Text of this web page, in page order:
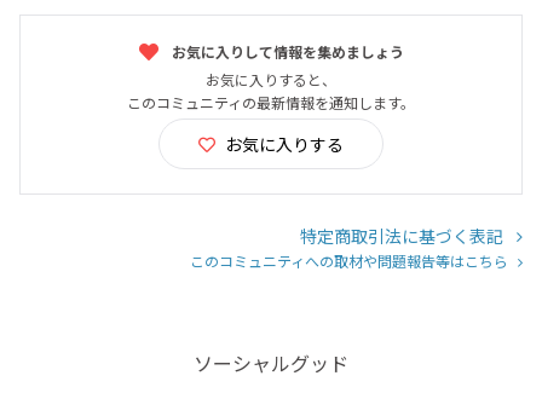
お気に入りして情報を集めましょう
お気に入りすると、
このコミュニティの最新情報を通知します。
お気に入りする
特定商取引法に基づく表記
このコミュニティへの取材や問題報告等はこちら
ソーシャルグッド